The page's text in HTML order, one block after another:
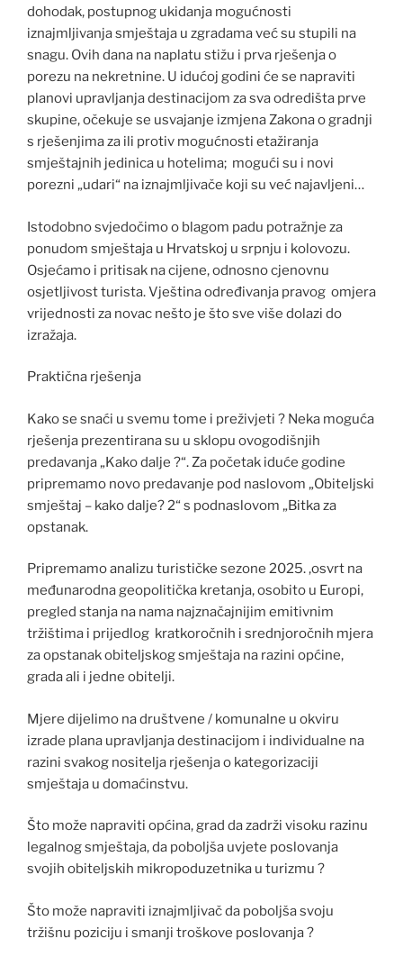
dohodak, postupnog ukidanja mogućnosti
iznajmljivanja smještaja u zgradama već su stupili na
snagu. Ovih dana na naplatu stižu i prva rješenja o
porezu na nekretnine. U idućoj godini će se napraviti
planovi upravljanja destinacijom za sva odredišta prve
skupine, očekuje se usvajanje izmjena Zakona o gradnji
s rješenjima za ili protiv mogućnosti etažiranja
smještajnih jedinica u hotelima; mogući su i novi
porezni „udari“ na iznajmljivače koji su već najavljeni…
Istodobno svjedočimo o blagom padu potražnje za
ponudom smještaja u Hrvatskoj u srpnju i kolovozu.
Osjećamo i pritisak na cijene, odnosno cjenovnu
osjetljivost turista. Vještina određivanja pravog omjera
vrijednosti za novac nešto je što sve više dolazi do
izražaja.
Praktična rješenja
Kako se snaći u svemu tome i preživjeti ? Neka moguća
rješenja prezentirana su u sklopu ovogodišnjih
predavanja „Kako dalje ?“. Za početak iduće godine
pripremamo novo predavanje pod naslovom „Obiteljski
smještaj – kako dalje? 2“ s podnaslovom „Bitka za
opstanak.
Pripremamo analizu turističke sezone 2025. ,osvrt na
međunarodna geopolitička kretanja, osobito u Europi,
pregled stanja na nama najznačajnijim emitivnim
tržištima i prijedlog kratkoročnih i srednjoročnih mjera
za opstanak obiteljskog smještaja na razini općine,
grada ali i jedne obitelji.
Mjere dijelimo na društvene / komunalne u okviru
izrade plana upravljanja destinacijom i individualne na
razini svakog nositelja rješenja o kategorizaciji
smještaja u domaćinstvu.
Što može napraviti općina, grad da zadrži visoku razinu
legalnog smještaja, da poboljša uvjete poslovanja
svojih obiteljskih mikropoduzetnika u turizmu ?
Što može napraviti iznajmljivač da poboljša svoju
tržišnu poziciju i smanji troškove poslovanja ?